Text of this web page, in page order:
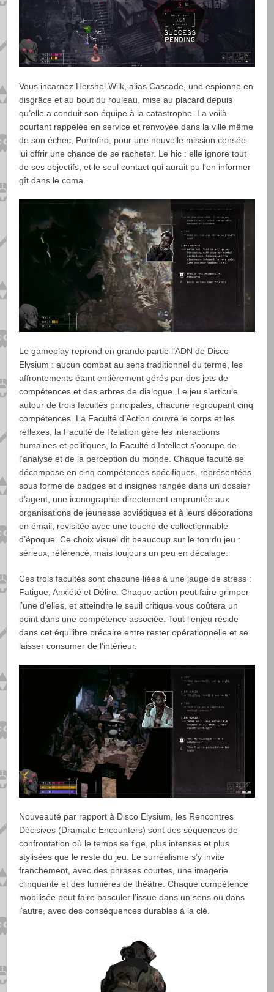
Vous incarnez Hershel Wilk, alias Cascade, une espionne en
disgrâce et au bout du rouleau, mise au placard depuis
qu’elle a conduit son équipe à la catastrophe. La voilà
pourtant rappelée en service et renvoyée dans la ville même
de son échec, Portofiro, pour une nouvelle mission censée
lui offrir une chance de se racheter. Le hic : elle ignore tout
de ses objectifs, et le seul contact qui aurait pu l’en informer
gît dans le coma.
Le gameplay reprend en grande partie l’ADN de Disco
Elysium : aucun combat au sens traditionnel du terme, les
affrontements étant entièrement gérés par des jets de
compétences et des arbres de dialogue. Le jeu s’articule
autour de trois facultés principales, chacune regroupant cinq
compétences. La Faculté d’Action couvre le corps et les
réflexes, la Faculté de Relation gère les interactions
humaines et politiques, la Faculté d’Intellect s’occupe de
l’analyse et de la perception du monde. Chaque faculté se
décompose en cinq compétences spécifiques, représentées
sous forme de badges et d’insignes rangés dans un dossier
d’agent, une iconographie directement empruntée aux
organisations de jeunesse soviétiques et à leurs décorations
en émail, revisitée avec une touche de collectionnable
d’époque. Ce choix visuel dit beaucoup sur le ton du jeu :
sérieux, référencé, mais toujours un peu en décalage.
Ces trois facultés sont chacune liées à une jauge de stress :
Fatigue, Anxiété et Délire. Chaque action peut faire grimper
l’une d’elles, et atteindre le seuil critique vous coûtera un
point dans une compétence associée. Tout l’enjeu réside
dans cet équilibre précaire entre rester opérationnelle et se
laisser consumer de l’intérieur.
Nouveauté par rapport à Disco Elysium, les Rencontres
Décisives (Dramatic Encounters) sont des séquences de
confrontation où le temps se fige, plus intenses et plus
stylisées que le reste du jeu. Le surréalisme s’y invite
franchement, avec des phrases courtes, une imagerie
clinquante et des lumières de théâtre. Chaque compétence
mobilisée peut faire basculer l’issue dans un sens ou dans
l’autre, avec des conséquences durables à la clé.